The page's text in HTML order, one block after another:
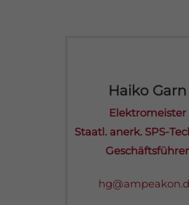
Haiko Garn
Elektromeister
Staatl. anerk. SPS-
Geschäftsführer